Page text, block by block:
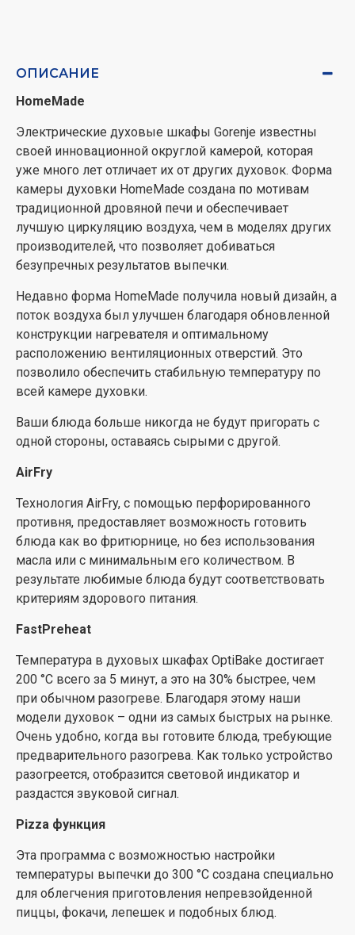
Pizza функция
Эта программа с возможностью настройки
температуры выпечки до 300 °C создана специально
для облегчения приготовления непревзойденной
пиццы, фокачи, лепешек и подобных блюд.
FrozenBake
Эта эффективная программа выпекания идеально
подходит для всех видов замороженных продуктов и
полуфабрикатов.
BigSpace
Нужно ли приготовить очень много еды?
Инновационное решение позволило расширить
внутреннее пространство камеры духового шкафа,
благодаря чему вы можете использовать всю его
ширину. Теперь каждый противень имеет больше
места, а благодаря передовым технологиям блюда
готовятся равномерно на всех уровнях.
MultiLevel Baking
Сочетание продуманной системы циркуляции
воздуха, равномерного распределения пространства
между деками и специальной закругленной камеры
обеспечивает идеальное выпекание блюд на любом
уровне. А большой размер духового шкафа еще и
обеспечивает отличный обзор.
PerfectGrill
Лучших результатов выпечки можно достичь,
соединив большой и малый гриль. Продуманное
расположение этих элементов обеспечивает
оптимальное распределение жара и лучшие
результаты приготовления: блюда получаются
хрустящими извне и нежными внутри.
GentleBake
Эта функция обеспечивает нежное, медленное и
равномерное выпекание. Влага удерживается внутри
продукта, благодаря чему его консистенция остается
очень нежной и сочной. Подходит для изготовления
мяса, рыбы или кондитерских изделий на одном
уровне.
ОПИСАНИЕ
HomeMade
Электрические духовые шкафы Gorenje известны
своей инновационной округлой камерой, которая
уже много лет отличает их от других духовок. Форма
камеры духовки HomeMade создана по мотивам
традиционной дровяной печи и обеспечивает
лучшую циркуляцию воздуха, чем в моделях других
производителей, что позволяет добиваться
безупречных результатов выпечки.
Недавно форма HomeMade получила новый дизайн, а
поток воздуха был улучшен благодаря обновленной
конструкции нагревателя и оптимальному
расположению вентиляционных отверстий. Это
позволило обеспечить стабильную температуру по
всей камере духовки.
Ваши блюда больше никогда не будут пригорать с
одной стороны, оставаясь сырыми с другой.
AirFry
Технология AirFry, с помощью перфорированного
противня, предоставляет возможность готовить
блюда как во фритюрнице, но без использования
масла или с минимальным его количеством. В
результате любимые блюда будут соответствовать
критериям здорового питания.
FastPreheat
Температура в духовых шкафах OptiBake достигает
200 °C всего за 5 минут, а это на 30% быстрее, чем
при обычном разогреве. Благодаря этому наши
модели духовок – одни из самых быстрых на рынке.
Очень удобно, когда вы готовите блюда, требующие
предварительного разогрева. Как только устройство
разогреется, отобразится световой индикатор и
раздастся звуковой сигнал.
Pizza функция
Эта программа с возможностью настройки
температуры выпечки до 300 °C создана специально
для облегчения приготовления непревзойденной
пиццы, фокачи, лепешек и подобных блюд.